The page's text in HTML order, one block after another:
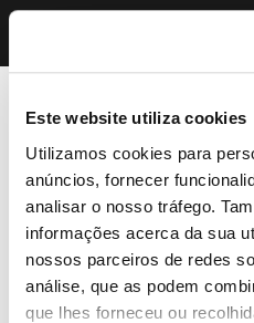
Este website utiliza cookies
Utilizamos cookies para
anúncios, fornecer
analisar o nosso tráfego.
informações acerca da sua
nossos parceiros de redes
análise, que as podem
que lhes forneceu ou